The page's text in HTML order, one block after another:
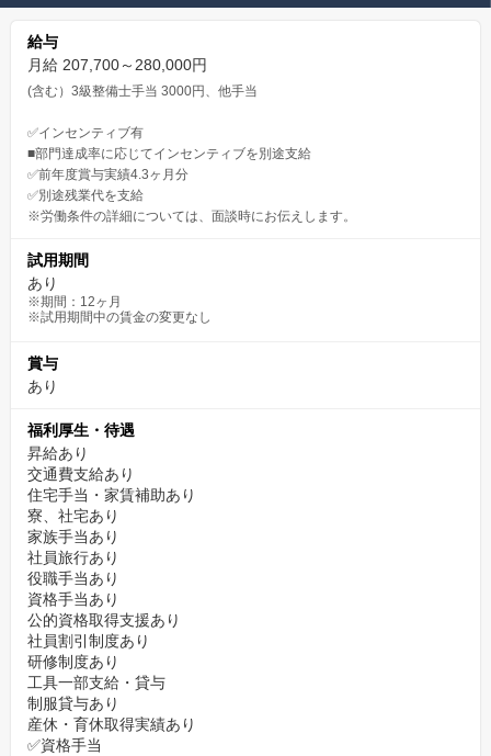
給与
月給 207,700～280,000円
(含む）3級整備士手当 3000円、他手当
✅インセンティブ有
■部門達成率に応じてインセンティブを別途支給
✅前年度賞与実績4.3ヶ月分
✅別途残業代を支給
※労働条件の詳細については、面談時にお伝えします。
試用期間
あり
※期間：12ヶ月
※試用期間中の賃金の変更なし
賞与
あり
福利厚生・待遇
昇給あり
交通費支給あり
住宅手当・家賃補助あり
寮、社宅あり
家族手当あり
社員旅行あり
役職手当あり
資格手当あり
公的資格取得支援あり
社員割引制度あり
研修制度あり
工具一部支給・貸与
制服貸与あり
産休・育休取得実績あり
✅資格手当